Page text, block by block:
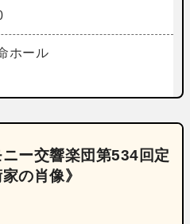
ホール
ー交響楽団第534回定
の肖像》